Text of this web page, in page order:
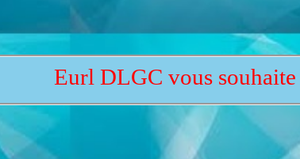
DLGC vous souhaite la